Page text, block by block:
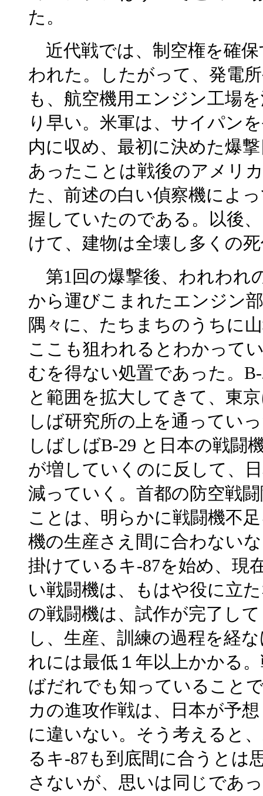
た。
近代戦では、制空権を確
われた。したがって、発電
も、航空機用エンジン工場
り早い。米軍は、サイパン
内に収め、最初に決めた爆
あったことは戦後のアメリ
た、前述の白い偵察機によ
握していたのである。以後
けて、建物は全壊し多くの
第1回の爆撃後、われわれ
から運びこまれたエンジン
隅々に、たちまちのうちに
ここも狙われるとわかって
むを得ない処置であった。
と範囲を拡大してきて、東
しば研究所の上を通ってい
しばしばB-29 と日本の戦闘
が増していくのに反して、
減っていく。首都の防空戦
ことは、明らかに戦闘機不
機の生産さえ間に合わない
掛けているキ-87を始め、現
い戦闘機は、もはや役に立
の戦闘機は、試作が完了し
し、生産、訓練の過程を経
れには最低１年以上かかる
ばだれでも知っていること
カの進攻作戦は、日本が予
に違いない。そう考えると
るキ-87も到底間に合うとは
さないが、思いは同じであ